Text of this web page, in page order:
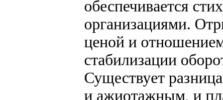
обеспечивается
организациями.
ценой и
стабилизации
Существует
и ажиотажным, и